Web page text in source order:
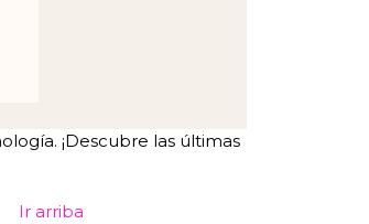
¡Descubre las últimas
Ir arriba